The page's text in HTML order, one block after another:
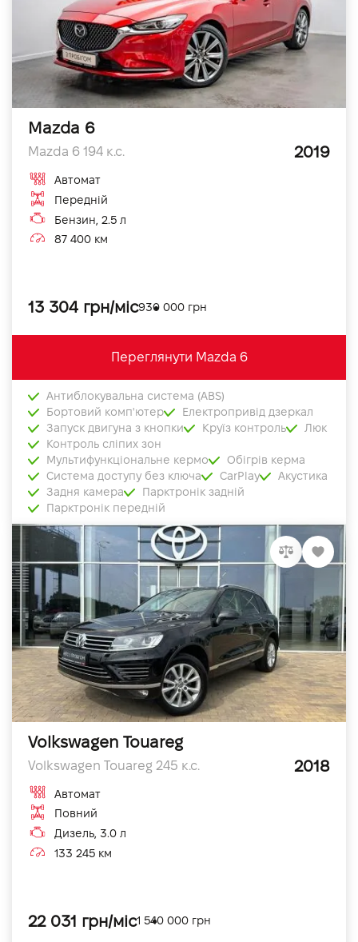
Mazda 6
Mazda 6 194 к.с. 2019
Автомат
Передній
Бензин, 2.5 л
87 400 км
13 304 грн/міс930 000 грн
Переглянути Mazda 6
Антиблокувальна система (ABS)
Бортовий комп'ютер
Електропривід дзеркал
Запуск двигуна з кнопки
Круїз контроль
Люк
Контроль сліпих зон
Мультифункціональне кермо
Обігрів керма
Система доступу без ключа
CarPlay
Акустика
Задня камера
Парктронік задній
Парктронік передній
Volkswagen Touareg
Volkswagen Touareg 245 к.с. 2018
Автомат
Повний
Дизель, 3.0 л
133 245 км
22 031 грн/міс1 540 000 грн